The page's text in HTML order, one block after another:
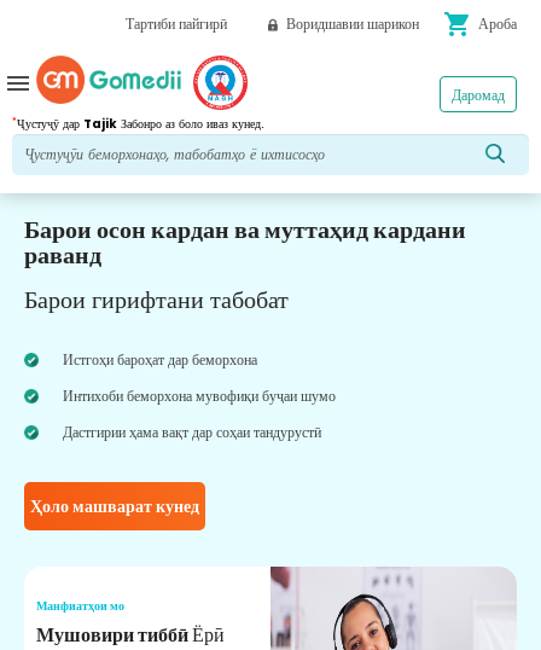
Тартиби пайгирӣ Воридшавии шарикон shopping_cart Ароба
*Ҷустуҷӯ дар Tajik Забонро аз боло иваз кунед.
Даромад
menu
Барои осон кардан ва муттаҳид кардани
раванд
Барои гирифтани табобат
Истгоҳи бароҳат дар беморхона
Интихоби беморхона мувофиқи буҷаи шумо
Дастгирии ҳама вақт дар соҳаи тандурустӣ
Ҳоло машварат кунед
Манфиатҳои мо
Мушовири тиббӣЁрӣ